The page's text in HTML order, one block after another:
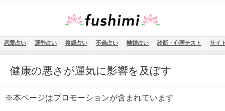
恋愛占い 運勢占い 復縁占い 不倫占い 離婚占い 診断・心理テスト サイ
健康の悪さが運気に影響を及ぼす
※本ページはプロモーションが含まれています